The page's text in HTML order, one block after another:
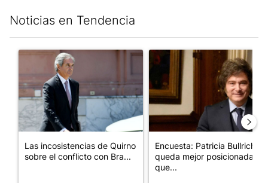
Noticias en Tendencia
Un artículo de tendencia con el título "Las incosistencias de
Las incosistencias de Quirno
sobre el conflicto con Bra...
Un artículo de tendencia con
Encuesta: Patricia Bullrich
queda mejor posicionada
que...